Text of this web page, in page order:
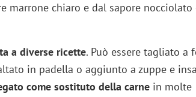
marrone chiaro e dal sapore nocciolato
a diverse ricette. Può essere tagliato a
in padella o aggiunto a zuppe e
come sostituto della carnein molte